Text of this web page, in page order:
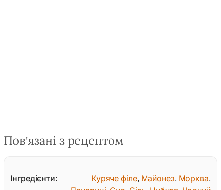
Пов'язані з рецептом
Інгредієнти: Куряче філе, Майонез, Морква,